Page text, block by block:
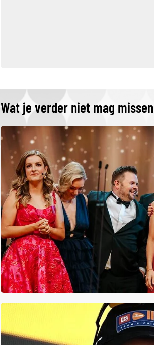
Wat je verder niet mag missen